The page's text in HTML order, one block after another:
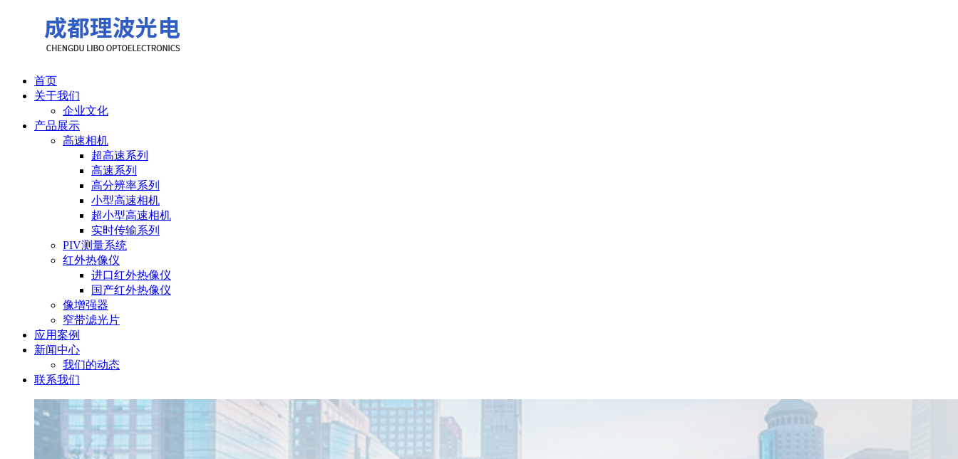
首页
关于我们
企业文化
产品展示
高速相机
超高速系列
高速系列
高分辨率系列
小型高速相机
超小型高速相机
实时传输系列
PIV测量系统
红外热像仪
进口红外热像仪
国产红外热像仪
像增强器
窄带滤光片
应用案例
新闻中心
我们的动态
联系我们